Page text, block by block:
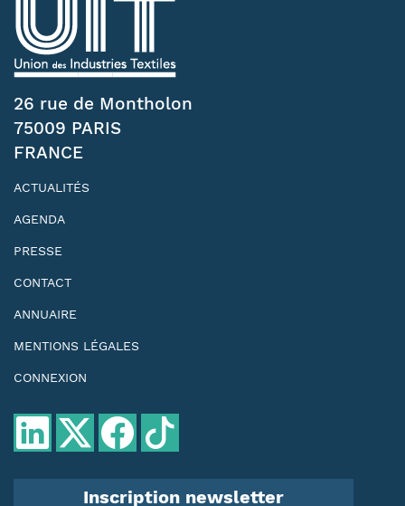
26 rue de Montholon
75009 PARIS
FRANCE
ACTUALITÉS
AGENDA
PRESSE
CONTACT
ANNUAIRE
MENTIONS LÉGALES
CONNEXION
Inscription newsletter